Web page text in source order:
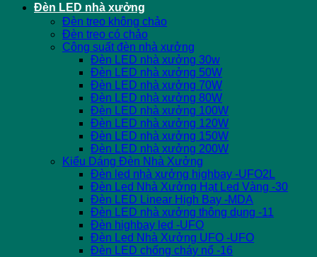
Đèn LED nhà xưởng
Đèn treo không chảo
Đèn treo có chảo
Công suất đèn nhà xưởng
Đèn LED nhà xưởng 30w
Đèn LED nhà xưởng 50W
Đèn LED nhà xưởng 70W
Đèn LED nhà xưởng 80W
Đèn LED nhà xưởng 100W
Đèn LED nhà xưởng 120W
Đèn LED nhà xưởng 150W
Đèn LED nhà xưởng 200W
Kiểu Dáng Đèn Nhà Xưởng
Đèn led nhà xưởng highbay -UFO2L
Đèn Led Nhà Xưởng Hạt Led Vàng -30
Đèn LED Linear High Bay -MDA
Đèn LED nhà xưởng thông dụng -11
Đèn highbay led -UFO
Đèn Led Nhà Xưởng UFO -UFO
Đèn LED chống cháy nổ -16